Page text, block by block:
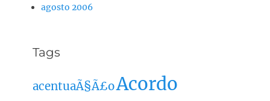
agosto 2006
Tags
acentuaÃ§Ã£oAcordo